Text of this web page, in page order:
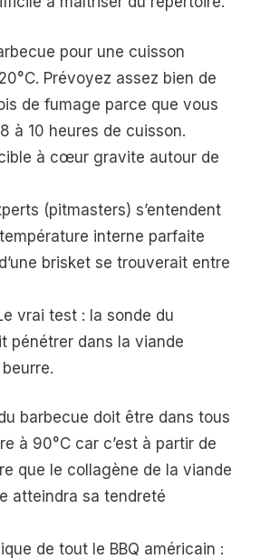
pour une cuisson
Prévoyez assez bien de
de fumage parce que vous
à 10 heures de cuisson.
à cœur gravite autour de
(pitmasters) s’entendent
interne parfaite
brisket se trouverait entre
vrai test : la sonde du
pénétrer dans la viande
barbecue doit être dans tous
à 90°C car c’est à partir de
que le collagène de la viande
atteindra sa tendreté
de tout le BBQ américain :